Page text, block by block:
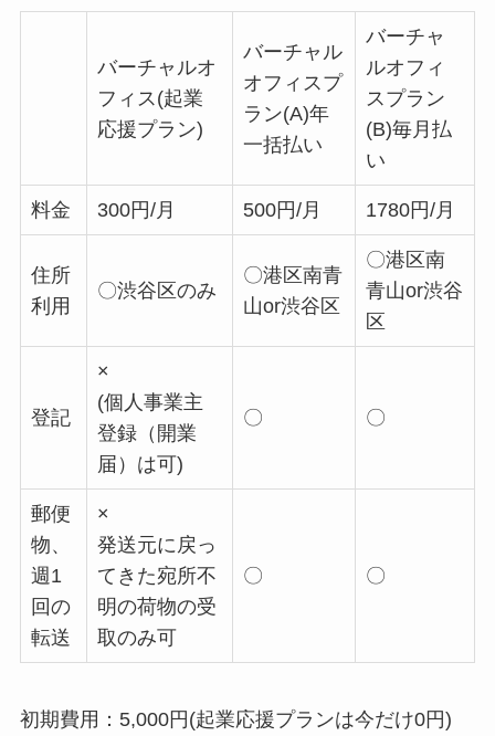
バーチャルオ
フィス(起業
応援プラン)
バーチャル
オフィスプ
ラン(A)年
一括払い
バーチャ
ルオフィ
スプラン
(B)毎月払
い
料金 300円/月 500円/月 1780円/月
住所
利用
〇渋谷区のみ
〇港区南青
山or渋谷区
〇港区南
青山or渋谷
区
登記
×
(個人事業主
登録（開業
届）は可)
〇 〇
郵便
物、
週1
回の
転送
×
発送元に戻っ
てきた宛所不
明の荷物の受
取のみ可
〇 〇
初期費用：5,000円(起業応援プランは今だけ0円)